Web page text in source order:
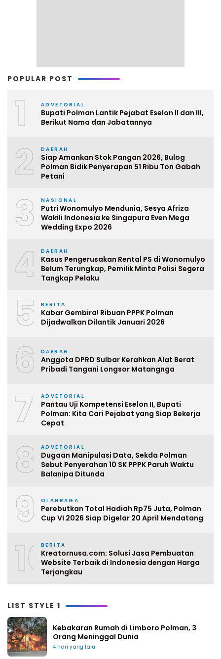
POPULAR POST
1 ADVETORIAL
Bupati Polman Lantik Pejabat Eselon II dan III,
Berikut Nama dan Jabatannya
2 DAERAH
Siap Amankan Stok Pangan 2026, Bulog
Polman Bidik Penyerapan 51 Ribu Ton Gabah
Petani
3 NASIONAL
Putri Wonomulyo Mendunia, Sesya Afriza
Wakili Indonesia ke Singapura Even Mega
Wedding Expo 2026
4 DAERAH
Kasus Pengerusakan Rental PS di Wonomulyo
Belum Terungkap, Pemilik Minta Polisi Segera
Tangkap Pelaku
5 BERITA
Kabar Gembira! Ribuan PPPK Polman
Dijadwalkan Dilantik Januari 2026
6 DAERAH
Anggota DPRD Sulbar Kerahkan Alat Berat
Pribadi Tangani Longsor Matangnga
7 ADVETORIAL
Pantau Uji Kompetensi Eselon II, Bupati
Polman: Kita Cari Pejabat yang Siap Bekerja
Cepat
8 ADVETORIAL
Dugaan Manipulasi Data, Sekda Polman
Sebut Penyerahan 10 SK PPPK Paruh Waktu
Balanipa Ditunda
9 OLAHRAGA
Perebutkan Total Hadiah Rp75 Juta, Polman
Cup VI 2026 Siap Digelar 20 April Mendatang
10BERITA
Kreatornusa.com: Solusi Jasa Pembuatan
Website Terbaik di Indonesia dengan Harga
Terjangkau
LIST STYLE 1
Kebakaran Rumah di Limboro Polman, 3
Orang Meninggal Dunia
4 hari yang lalu